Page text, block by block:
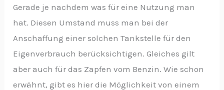
Gerade je nachdem was für eine Nutzung man
hat. Diesen Umstand muss man bei der
Anschaffung einer solchen Tankstelle für den
Eigenverbrauch berücksichtigen. Gleiches gilt
aber auch für das Zapfen vom Benzin. Wie schon
erwähnt, gibt es hier die Möglichkeit von einem